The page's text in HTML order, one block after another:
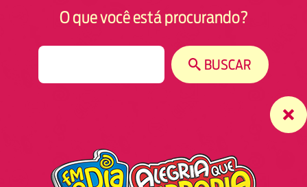
O que você está procurando?
BUSCAR